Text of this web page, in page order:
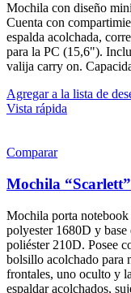
Mochila con diseño
Cuenta con
espalda acolchada,
para la PC (15,6").
valija carry on.
Agregar a la lista de
Vista rápida
Comparar
Mochila “Scarlett”
Mochila porta
polyester 1680D y
poliéster 210D. Posee
bolsillo acolchado para
frontales, uno oculto y
espaldar acolchados,